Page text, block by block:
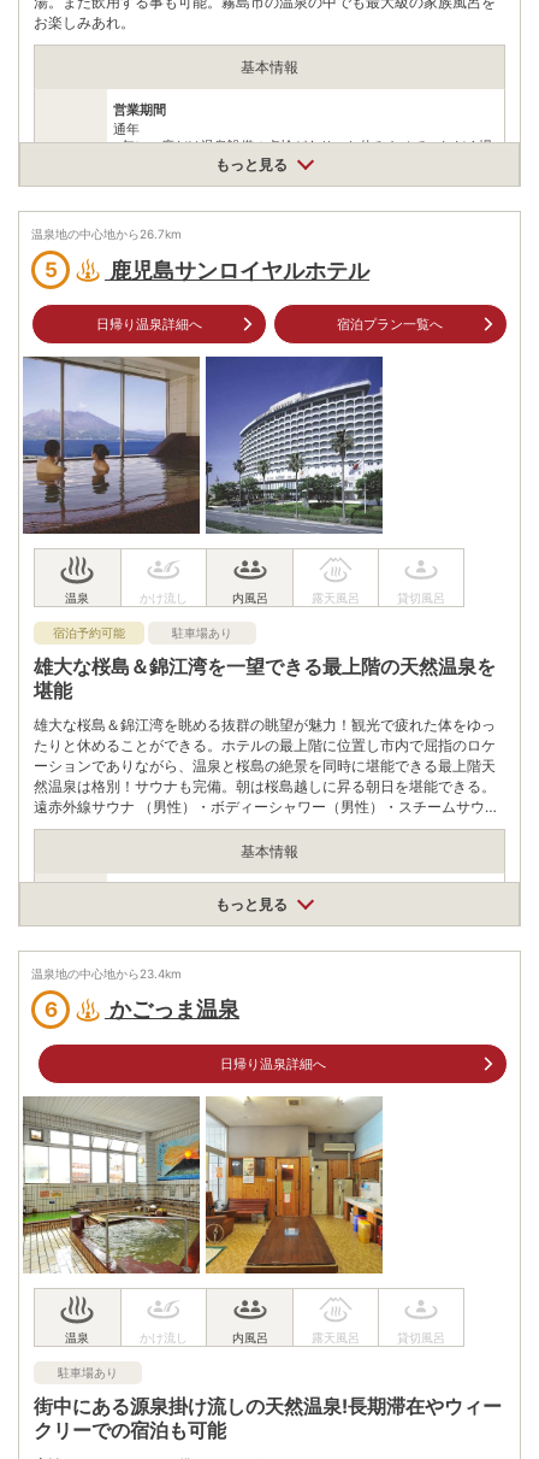
お楽しみあれ。
基本情報
営業時間
営業期間
通年
※年に一度だけ温泉設備の点検があり、お休みさせていただく場
営業時間
10:00～25:00（閉館25:00）
最終受付時間
入浴料
円、2500円、3000円、3500円
泉質 炭酸水素塩泉
アクセス
鹿児島県霧島市国分剣之宇都町207-1
車
九州自動車道溝辺鹿児島空港ICから国道504号、県道2号を国分
方面へ7km
公共交通機関
JR日豊本線国分駅からタクシーで10分
駐車場 無料（32台）
電話番号 0995452226
※ 掲載情報は変更になる場合があります。最新の内容はご利用前にご自身でお
問合せください。
※ 料金情報は税込・税抜表記が混ざっております。正しい金額はご利用前にご
自身でお問合せください。
もっと見る
温泉地の中心地から26.7km
5 鹿児島サンロイヤルホテル
日帰り温泉詳細へ 宿泊プラン一覧へ
宿泊予約可能 駐車場あり
雄大な桜島＆錦江湾を一望できる最上階の天然温泉を
堪能
雄大な桜島＆錦江湾を眺める抜群の眺望が魅力！観光で疲れた体をゆっ
たりと休めることができる。ホテルの最上階に位置し市内で屈指のロケ
ーションでありながら、温泉と桜島の絶景を同時に堪能できる最上階天
然温泉は格別！サウナも完備。朝は桜島越しに昇る朝日を堪能できる。
遠赤外線サウナ （男性）・ボディーシャワー（男性）・スチームサウナ
（女性）もあり。
基本情報
営業時間
最終受付時間
朝 最終受付9:30、夕 最終受付22:30
入浴料 1000円(税込)
アクセス
住所
鹿児島県鹿児島市与次郎1-8-10
車
九州自動車道鹿児島ICより車で約19分
公共交通機関
市民文化ホール北口バス停下車徒歩約1分
駐車場
有料（200台）
1000円/1台（バイクは無料）
※ 掲載情報は変更になる場合があります。最新の内容はご利用前にご自身でお
問合せください。
※ 料金情報は税込・税抜表記が混ざっております。正しい金額はご利用前にご
自身でお問合せください。
もっと見る
温泉地の中心地から23.4km
6 かごっま温泉
日帰り温泉詳細へ
駐車場あり
街中にある源泉掛け流しの天然温泉!長期滞在やウィー
クリーでの宿泊も可能